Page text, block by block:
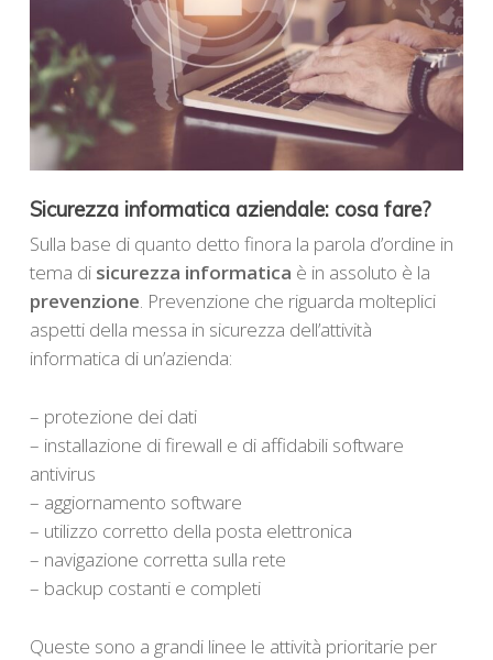
Sicurezza informatica aziendale: cosa fare?
Sulla base di quanto detto finora la parola d’ordine in
tema di sicurezza informatica è in assoluto è la
prevenzione. Prevenzione che riguarda molteplici
aspetti della messa in sicurezza dell’attività
informatica di un’azienda:
– protezione dei dati
– installazione di firewall e di affidabili software
antivirus
– aggiornamento software
– utilizzo corretto della posta elettronica
– navigazione corretta sulla rete
– backup costanti e completi
Queste sono a grandi linee le attività prioritarie per